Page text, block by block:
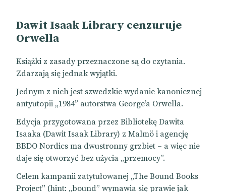
Dawit Isaak Library cenzuruje
Orwella
Książki z zasady przeznaczone są do czytania.
Zdarzają się jednak wyjątki.
Jednym z nich jest szwedzkie wydanie kanonicznej
antyutopii „1984” autorstwa George’a Orwella.
Edycja przygotowana przez Bibliotekę Dawita
Isaaka (Dawit Isaak Library) z Malmö i agencję
BBDO Nordics ma dwustronny grzbiet – a więc nie
daje się otworzyć bez użycia „przemocy”.
Celem kampanii zatytułowanej „The Bound Books
Project” (hint: „bound” wymawia się prawie jak